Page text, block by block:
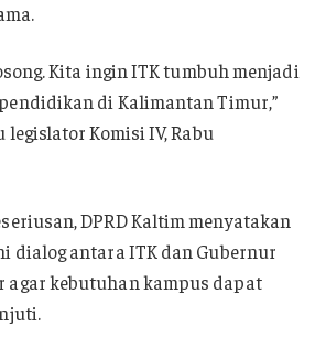
Kita ingin ITK tumbuh menjadi
di Kalimantan Timur,”
Komisi IV, Rabu
DPRD Kaltim menyatakan
dialog antara ITK dan Gubernur
kebutuhan kampus dapat